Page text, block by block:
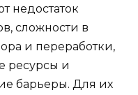
недостаток
сложности в
и переработки,
ресурсы и
барьеры. Для их